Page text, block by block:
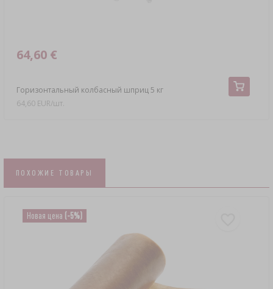
Горизонтальный колбасный шприц 5 кг
64,60 €
64,60 EUR/шт.
ПОХОЖИЕ ТОВАРЫ
Новая цена (-5%)